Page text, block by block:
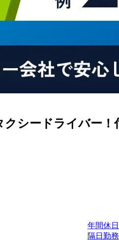
シードライバー
年間休
隔日勤務